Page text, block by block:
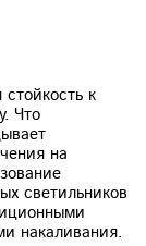
стойкость к
Что
на
светильников
накаливания.